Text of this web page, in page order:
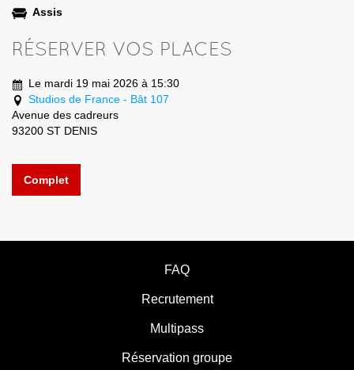
Assis
RÉSERVER VOS PLACES
Le mardi 19 mai 2026 à 15:30
Studios de France - Bât 107
Avenue des cadreurs
93200 ST DENIS
Complet
FAQ
Recrutement
Multipass
Réservation groupe